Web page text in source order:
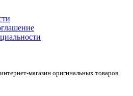
магазин оригинальных товаров